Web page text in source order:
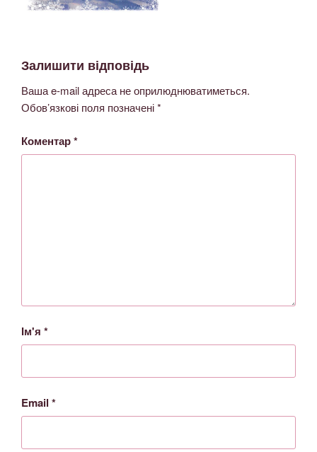
Залишити відповідь
Ваша e-mail адреса не оприлюднюватиметься.
Обов’язкові поля позначені*
Коментар*
Ім'я *
Email *